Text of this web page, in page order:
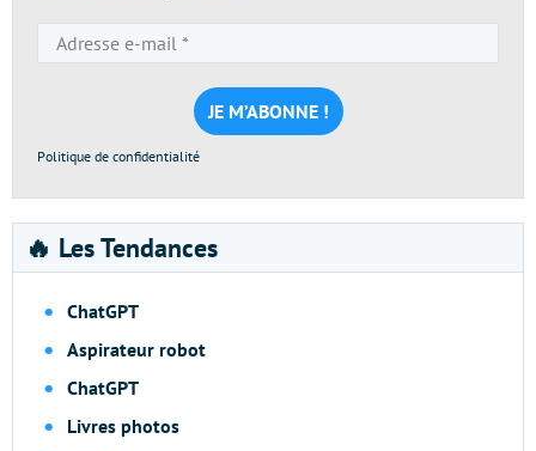
e-
mail
*
Politique de confidentialité
🔥 Les Tendances
ChatGPT
Aspirateur robot
ChatGPT
Livres photos